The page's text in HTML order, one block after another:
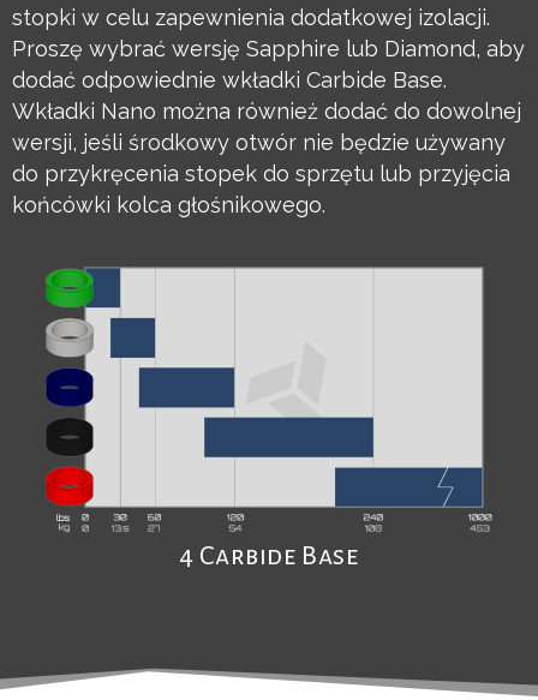
stopki w celu zapewnienia dodatkowej izolacji.
Proszę wybrać wersję Sapphire lub Diamond, aby
dodać odpowiednie wkładki Carbide Base.
Wkładki Nano można również dodać do dowolnej
wersji, jeśli środkowy otwór nie będzie używany
do przykręcenia stopek do sprzętu lub przyjęcia
końcówki kolca głośnikowego.
4 Carbide Base